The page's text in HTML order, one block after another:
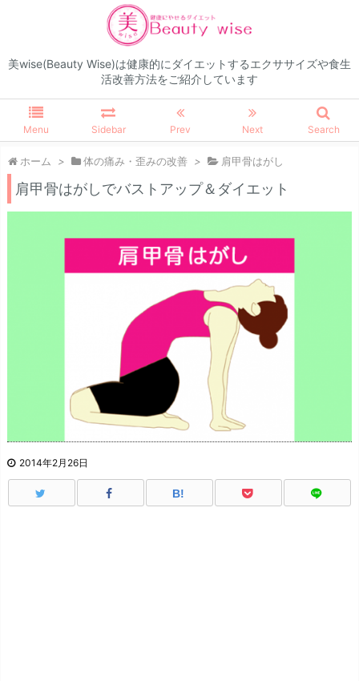
美wise(Beauty Wise)は健康的にダイエットするエクササイズや食生
活改善方法をご紹介しています
Menu Sidebar Prev Next Search
ホーム > 体の痛み・歪みの改善 > 肩甲骨はがし
肩甲骨はがしでバストアップ＆ダイエット
2014年2月26日
B!